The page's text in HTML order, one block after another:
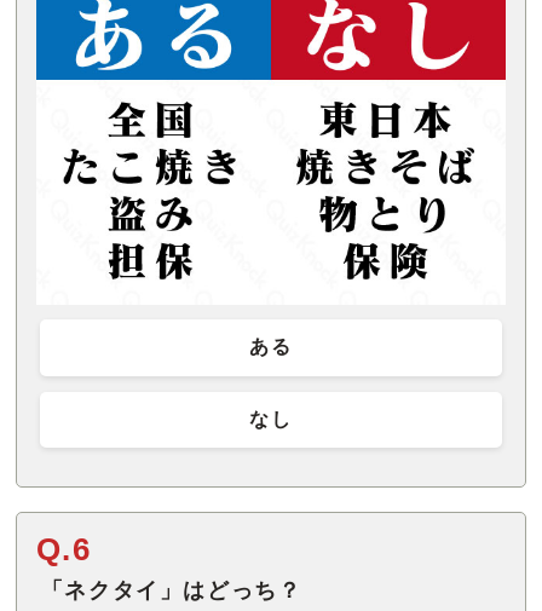
ある
なし
Q.6
「ネクタイ」はどっち？